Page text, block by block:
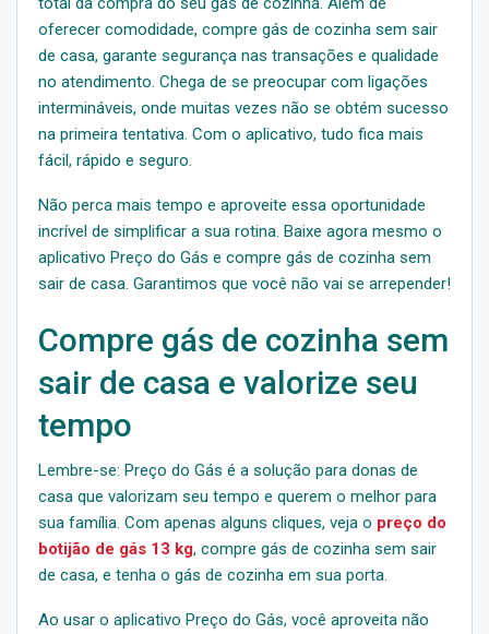
oferecer comodidade, compre gás de cozinha sem sair
de casa, garante segurança nas transações e qualidade
no atendimento. Chega de se preocupar com ligações
intermináveis, onde muitas vezes não se obtém sucesso
na primeira tentativa. Com o aplicativo, tudo fica mais
fácil, rápido e seguro.
Não perca mais tempo e aproveite essa oportunidade
incrível de simplificar a sua rotina. Baixe agora mesmo o
aplicativo Preço do Gás e compre gás de cozinha sem
sair de casa. Garantimos que você não vai se arrepender!
Compre gás de cozinha sem
sair de casa e valorize seu
tempo
Lembre-se: Preço do Gás é a solução para donas de
casa que valorizam seu tempo e querem o melhor para
sua família. Com apenas alguns cliques, veja o preço do
botijão de gás 13 kg, compre gás de cozinha sem sair
de casa, e tenha o gás de cozinha em sua porta.
Ao usar o aplicativo Preço do Gás, você aproveita não